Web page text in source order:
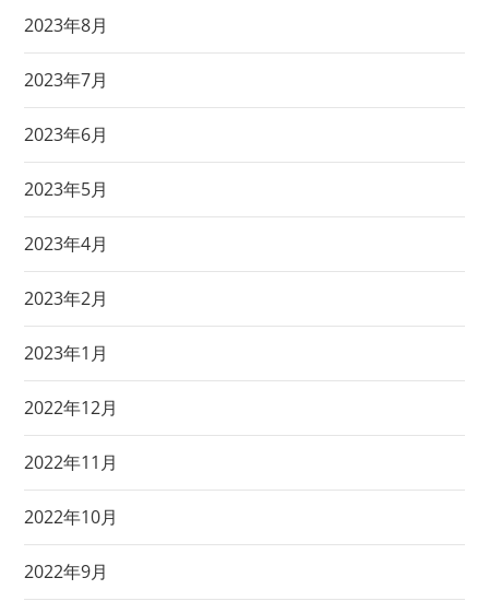
2023年8月
2023年7月
2023年6月
2023年5月
2023年4月
2023年2月
2023年1月
2022年12月
2022年11月
2022年10月
2022年9月